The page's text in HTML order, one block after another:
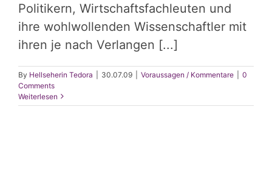
Politikern, Wirtschaftsfachleuten und
ihre wohlwollenden Wissenschaftler mit
ihren je nach Verlangen [...]
By Hellseherin Tedora 30.07.09 Voraussagen / Kommentare
0
Comments
Weiterlesen